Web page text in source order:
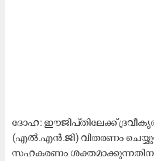
​ദോ​ഹ: ഈ​ജി​പ്തി​ലേ​ക്ക്
(എ​ൽ.​എ​ൻ.​ജി) വി​ത​ര​ണം
സ​ഹ​ക​ര​ണം